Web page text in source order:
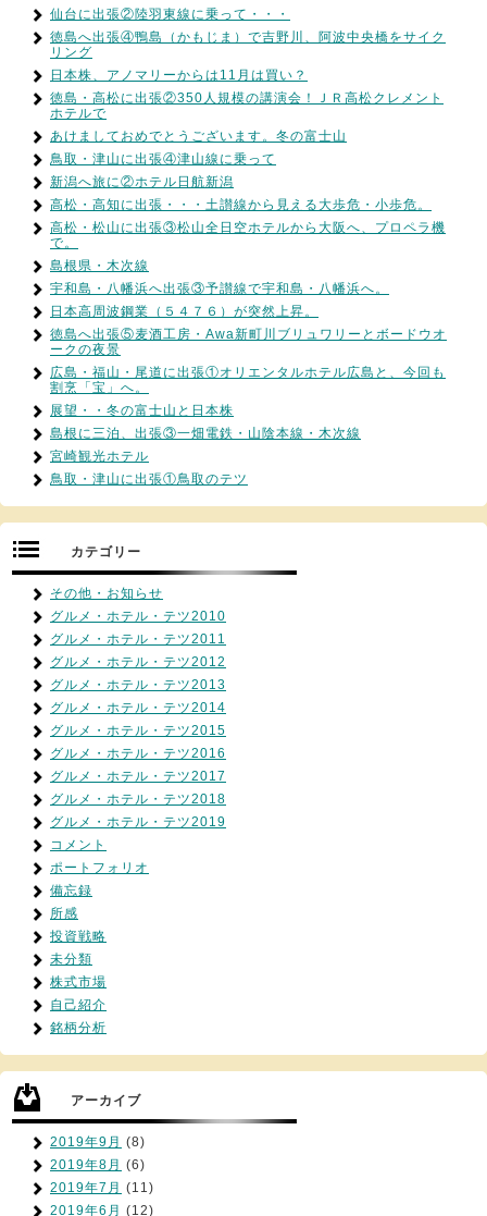
仙台に出張②陸羽東線に乗って・・・
徳島へ出張④鴨島（かもじま）で吉野川、阿波中央橋をサイク
リング
日本株、アノマリーからは11月は買い？
徳島・高松に出張②350人規模の講演会！ＪＲ高松クレメント
ホテルで
あけましておめでとうございます。冬の富士山
鳥取・津山に出張④津山線に乗って
新潟へ旅に②ホテル日航新潟
高松・高知に出張・・・土讃線から見える大歩危・小歩危。
高松・松山に出張③松山全日空ホテルから大阪へ、プロペラ機
で。
島根県・木次線
宇和島・八幡浜へ出張③予讃線で宇和島・八幡浜へ。
日本高周波鋼業（５４７６）が突然上昇。
徳島へ出張⑤麦酒工房・Awa新町川ブリュワリーとボードウオ
ークの夜景
広島・福山・尾道に出張①オリエンタルホテル広島と、今回も
割烹「宝」へ。
展望・・冬の富士山と日本株
島根に三泊、出張③一畑電鉄・山陰本線・木次線
宮崎観光ホテル
鳥取・津山に出張①鳥取のテツ
カテゴリー
その他・お知らせ
グルメ・ホテル・テツ2010
グルメ・ホテル・テツ2011
グルメ・ホテル・テツ2012
グルメ・ホテル・テツ2013
グルメ・ホテル・テツ2014
グルメ・ホテル・テツ2015
グルメ・ホテル・テツ2016
グルメ・ホテル・テツ2017
グルメ・ホテル・テツ2018
グルメ・ホテル・テツ2019
コメント
ポートフォリオ
備忘録
所感
投資戦略
未分類
株式市場
自己紹介
銘柄分析
アーカイブ
2019年9月 (8)
2019年8月 (6)
2019年7月 (11)
2019年6月 (12)